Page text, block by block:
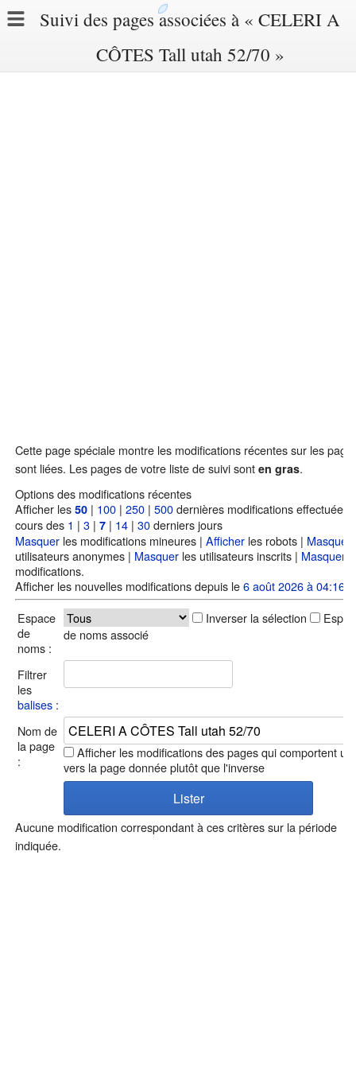
Suivi des pages associées à « CELERI A
CÔTES Tall utah 52/70 »
Cette page spéciale montre les modifications récentes sur les
sont liées. Les pages de votre liste de suivi sont en gras.
Options des modifications récentes
Afficher les 50 | 100 | 250 | 500dernières modifications effectuées
cours des 1 | 3 | 7 | 14 | 30derniers jours
Masquer les modifications mineures | Afficher les robots | Masquer
utilisateurs anonymes | Masquer les utilisateurs inscrits | Masquer
modifications.
Afficher les nouvelles modifications depuis le6 août 2026 à 04:16
Espace
de
noms :
Inverser la sélection
de noms associé
Filtrer
les
balises :
Nom de
la page
:
Afficher les modifications des pages qui comportent un
vers la page donnée plutôt que l'inverse
Aucune modification correspondant à ces critères sur la période
indiquée.